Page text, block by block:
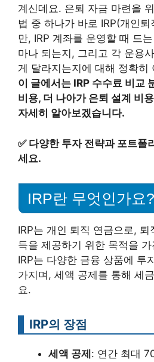
계신데요. 은퇴 자금 마련을
법 중 하나가 바로 IRP(개인
만, IRP 계좌를 운영할 때 드
마나 되는지, 그리고 각 운용
게 달라지는지에 대해 정확히
이 글에서는 IRP 수수료 비교
비용, 더 나아가 은퇴 설계 비
자세히 알아보겠습니다.
✅ 다양한 투자 전략과 포트폴
세요.
IRP란 무엇인가요?
IRP는 개인 퇴직 연금으로,
득을 제공하기 위한 목적을
IRP는 다양한 금융 상품에 투
가지며, 세액 공제를 통해 세
요.
IRP의 장점
세액 공제 : 연간 최대